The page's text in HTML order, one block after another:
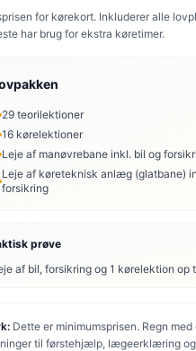
for kørekort. Inkluderer alle
har brug for ekstra køretimer.
29 teorilektioner
16 kørelektioner
Leje af manøvrebane inkl. bil og
Leje af køreteknisk anlæg (glatbane)
forsikring
prøve
af bil, forsikring og 1 kørelektion op
Dette er minimumsprisen. Regn med
til førstehjælp, lægeerklæring